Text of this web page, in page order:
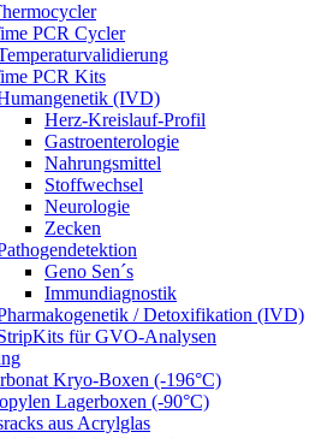
PCR Cycler
PCR Kits
(IVD)
Herz-Kreislauf-Profil
Gastroenterologie
Nahrungsmittel
Stoffwechsel
Neurologie
Zecken
Geno Sen´s
Immundiagnostik
/ Detoxifikation (IVD)
für GVO-Analysen
Kryo-Boxen (-196°C)
Lagerboxen (-90°C)
aus Acrylglas